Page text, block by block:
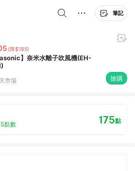
筆記
(降$185)
】奈米水離子吹風機(EH-
市場 搶購
點數 175點